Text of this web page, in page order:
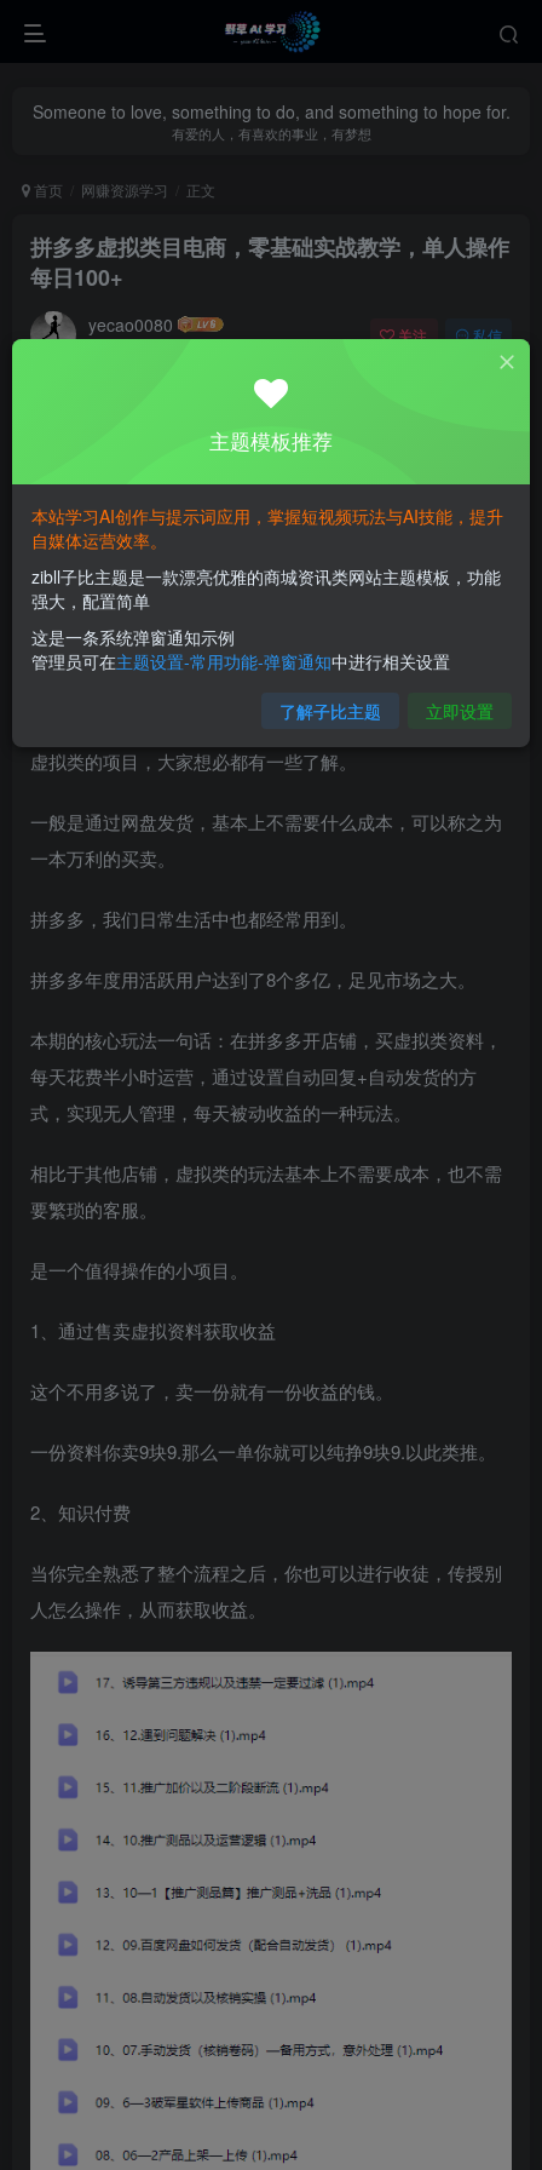
Someone to love, something to do, and something to hope for.
有爱的人，有喜欢的事业，有梦想
首页 网赚资源学习 正文
拼多多虚拟类目电商，零基础实战教学，单人操作
每日100+
yecao0080 关注 私信
虚拟类的项目，大家想必都有一些了解。
一般是通过网盘发货，基本上不需要什么成本，可以称之为
一本万利的买卖。
拼多多，我们日常生活中也都经常用到。
拼多多年度用活跃用户达到了8个多亿，足见市场之大。
本期的核心玩法一句话：在拼多多开店铺，买虚拟类资料，
每天花费半小时运营，通过设置自动回复+自动发货的方
式，实现无人管理，每天被动收益的一种玩法。
相比于其他店铺，虚拟类的玩法基本上不需要成本，也不需
要繁琐的客服。
是一个值得操作的小项目。
1、通过售卖虚拟资料获取收益
这个不用多说了，卖一份就有一份收益的钱。
一份资料你卖9块9.那么一单你就可以纯挣9块9.以此类推。
2、知识付费
当你完全熟悉了整个流程之后，你也可以进行收徒，传授别
人怎么操作，从而获取收益。
主题模板推荐
本站学习AI创作与提示词应用，掌握短视频玩法与AI技能，提升
自媒体运营效率。
zibll子比主题是一款漂亮优雅的商城资讯类网站主题模板，功能
强大，配置简单
这是一条系统弹窗通知示例
管理员可在主题设置-常用功能-弹窗通知中进行相关设置
了解子比主题 立即设置